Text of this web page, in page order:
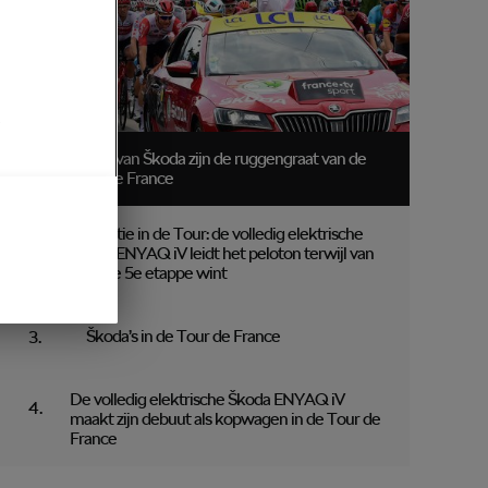
Auto’s van Škoda zijn de ruggengraat van de
Tour de France
Revolutie in de Tour: de volledig elektrische
Škoda ENYAQ iV leidt het peloton terwijl van
Aert de 5e etappe wint
Škoda’s in de Tour de France
De volledig elektrische Škoda ENYAQ iV
maakt zijn debuut als kopwagen in de Tour de
France